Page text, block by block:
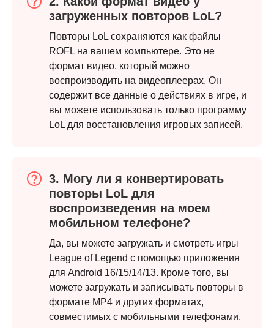
Шаг 4.
загруженных повторов LoL?
Повторы LoL сохраняются как файлы
ROFL на вашем компьютере. Это не
формат видео, который можно
воспроизводить на видеоплеерах. Он
содержит все данные о действиях в игре, и
вы можете использовать только программу
LoL для восстановления игровых записей.
3. Могу ли я конвертировать
повторы LoL для
воспроизведения на моем
мобильном телефоне?
Да, вы можете загружать и смотреть игры
League of Legend с помощью приложения
для Android 16/15/14/13. Кроме того, вы
можете загружать и записывать повторы в
формате MP4 и других форматах,
совместимых с мобильными телефонами.